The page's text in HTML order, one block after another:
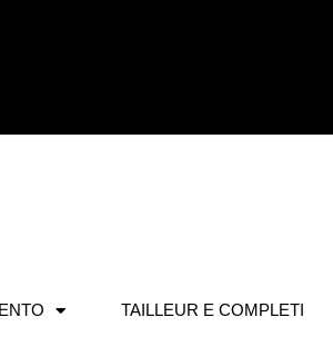
TAILLEUR E COMPLETI